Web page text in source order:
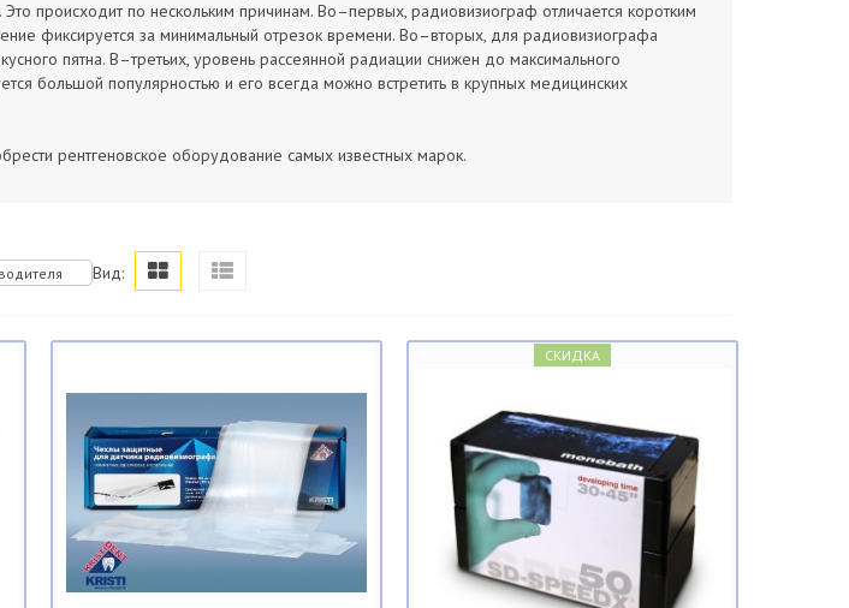
происходит по нескольким причинам. Во–первых, радиовизиограф отличается коротким
фиксируется за минимальный отрезок времени. Во–вторых, для радиовизиографа
пятна. В–третьих, уровень рассеянной радиации снижен до максимального
большой популярностью и его всегда можно встретить в крупных медицинских
рентгеновское оборудование самых известных марок.
Вид:
СКИДКА